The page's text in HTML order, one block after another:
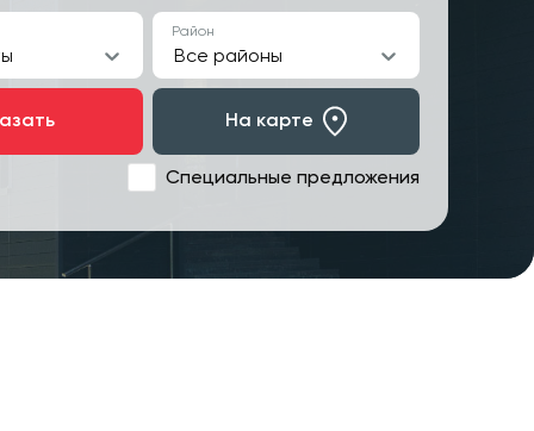
Район
Все районы
На карте
Специальные предложения